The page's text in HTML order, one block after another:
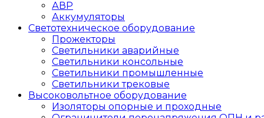
АВР
Аккумуляторы
Светотехническое оборудование
Прожекторы
Светильники аварийные
Светильники консольные
Светильники промышленные
Светильники трековые
Высоковольтное оборудование
Изоляторы опорные и проходные